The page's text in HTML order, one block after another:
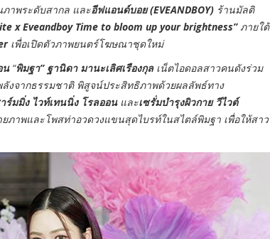
าพระดับสากล และอีฟแอนด์บอย (EVEANDBOY) ร้านมัลติ
x Eveandboy Time to bloom up your brightness” ภายใต้
เพื่อเปิดตัวภาพยนตร์โฆษณาชุดใหม่
น “พิมฐา” ฐานิดา มานะเลิศเรืองกุลเน็ตไอดอลสาวคนดังร่วม
งจากธรรมชาติ พิสูจน์ประสิทธิภาพด้วยผลลัพธ์ทาง
ร์มมิ่ง ไวท์เทนนิ่ง โรลออนและเซรั่มบำรุงผิวกาย วีไวต์
ยภาพและโพสท่าอวดวงแขนสุดไบรท์ในสไตล์พิมฐา เพื่อให้สาว